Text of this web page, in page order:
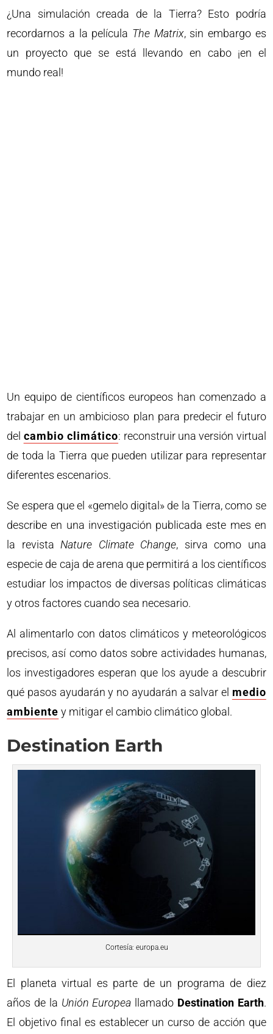
¿Una simulación creada de la Tierra? Esto podría
recordarnos a la película The Matrix, sin embargo es
un proyecto que se está llevando en cabo ¡en el
mundo real!
Un equipo de científicos europeos han comenzado a
trabajar en un ambicioso plan para predecir el futuro
del cambio climático: reconstruir una versión virtual
de toda la Tierra que pueden utilizar para representar
diferentes escenarios.
Se espera que el «gemelo digital» de la Tierra, como se
describe en una investigación publicada este mes en
la revista Nature Climate Change, sirva como una
especie de caja de arena que permitirá a los científicos
estudiar los impactos de diversas políticas climáticas
y otros factores cuando sea necesario.
Al alimentarlo con datos climáticos y meteorológicos
precisos, así como datos sobre actividades humanas,
los investigadores esperan que los ayude a descubrir
qué pasos ayudarán y no ayudarán a salvar el medio
ambiente y mitigar el cambio climático global.
Destination Earth
Cortesía: europa.eu
El planeta virtual es parte de un programa de diez
años de la Unión Europea llamado Destination Earth.
El objetivo final es establecer un curso de acción que